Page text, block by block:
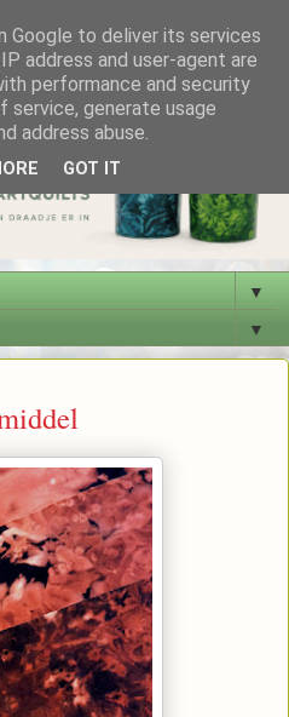
▼
▼
Google to deliver its services
address and user-agent are
performance and security
generate usage
address abuse.
GOT IT